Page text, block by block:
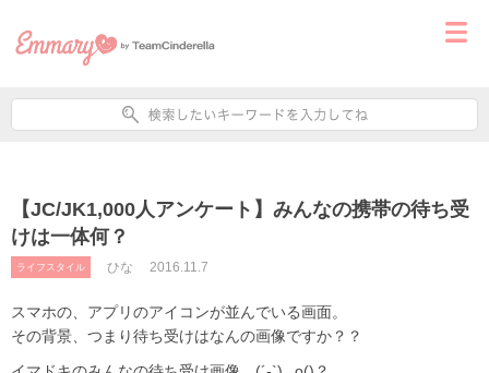
【JC/JK1,000人アンケート】みんなの携帯の待ち受
けは一体何？
ライフスタイル ひな 2016.11.7
スマホの、アプリのアイコンが並んでいる画面。
その背景、つまり待ち受けはなんの画像ですか？？